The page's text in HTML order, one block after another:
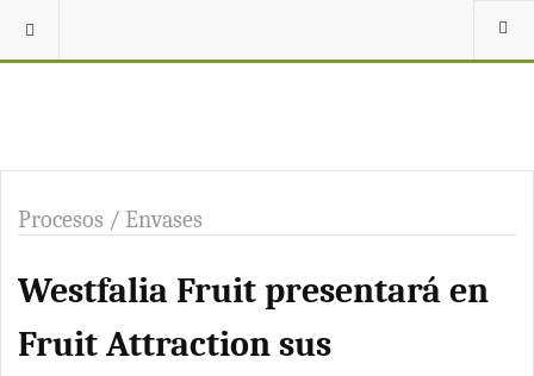
Procesos / Envases
Westfalia Fruit presentará en
Fruit Attraction sus